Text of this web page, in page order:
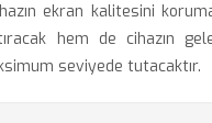
ekran kalitesini
hem de cihazın
seviyede tutacaktır.